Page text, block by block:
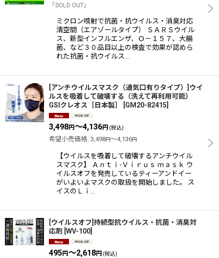
「SOLD OUT」
ミクロン噴射で抗菌・抗ウイルス・消臭対応
清空間（エアゾールタイプ） ＳＡＲＳウイル
ス、新型インフルエンザ、Ｏ－１５７、大腸
菌、など３０品目以上の検査で効果が認めら
れた抗菌・抗ウイルス…
[アンチウイルスマスク（通気口有りタイプ）]ウイ
ルスを吸着して破壊する（洗えて再利用可能）
GSIクレオス［日本製］
[GM20-82415]
3,498円～4,136円 (税込)
希望小売価格: 3,498円～4,136円
【ウイルスを吸着して破壊するアンチウイル
スマスク】 Ａｎｔｉ-Ｖｉｒｕｓ ｍａｓｋ ウ
イルスオフを発売しているティーアンドイー
がいよいよマスクの取扱を開始しました。 ス
イスのＬｉ…
[ウイルスオフ]持続型抗ウイルス・抗菌・消臭対
応剤 [WV-100]
495円～2,618円 (税込)